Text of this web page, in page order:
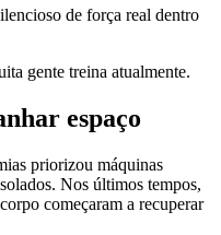
de força real dentro
gente treina atualmente.
espaço
priorizou máquinas
Nos últimos tempos,
começaram a recuperar